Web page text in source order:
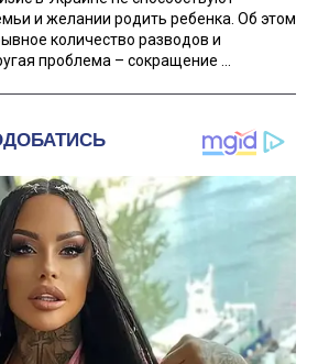
и желании родить ребенка. Об этом
количество разводов и
проблема – сокращение ...